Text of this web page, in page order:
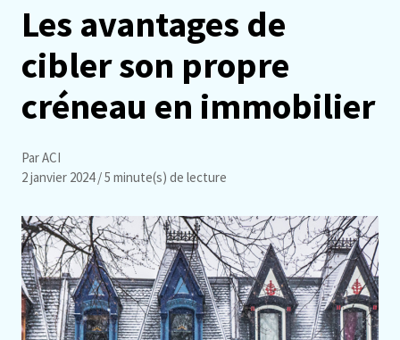
Les avantages de
cibler son propre
créneau en immobilier
Par ACI
2 janvier 2024/ 5 minute(s) de lecture